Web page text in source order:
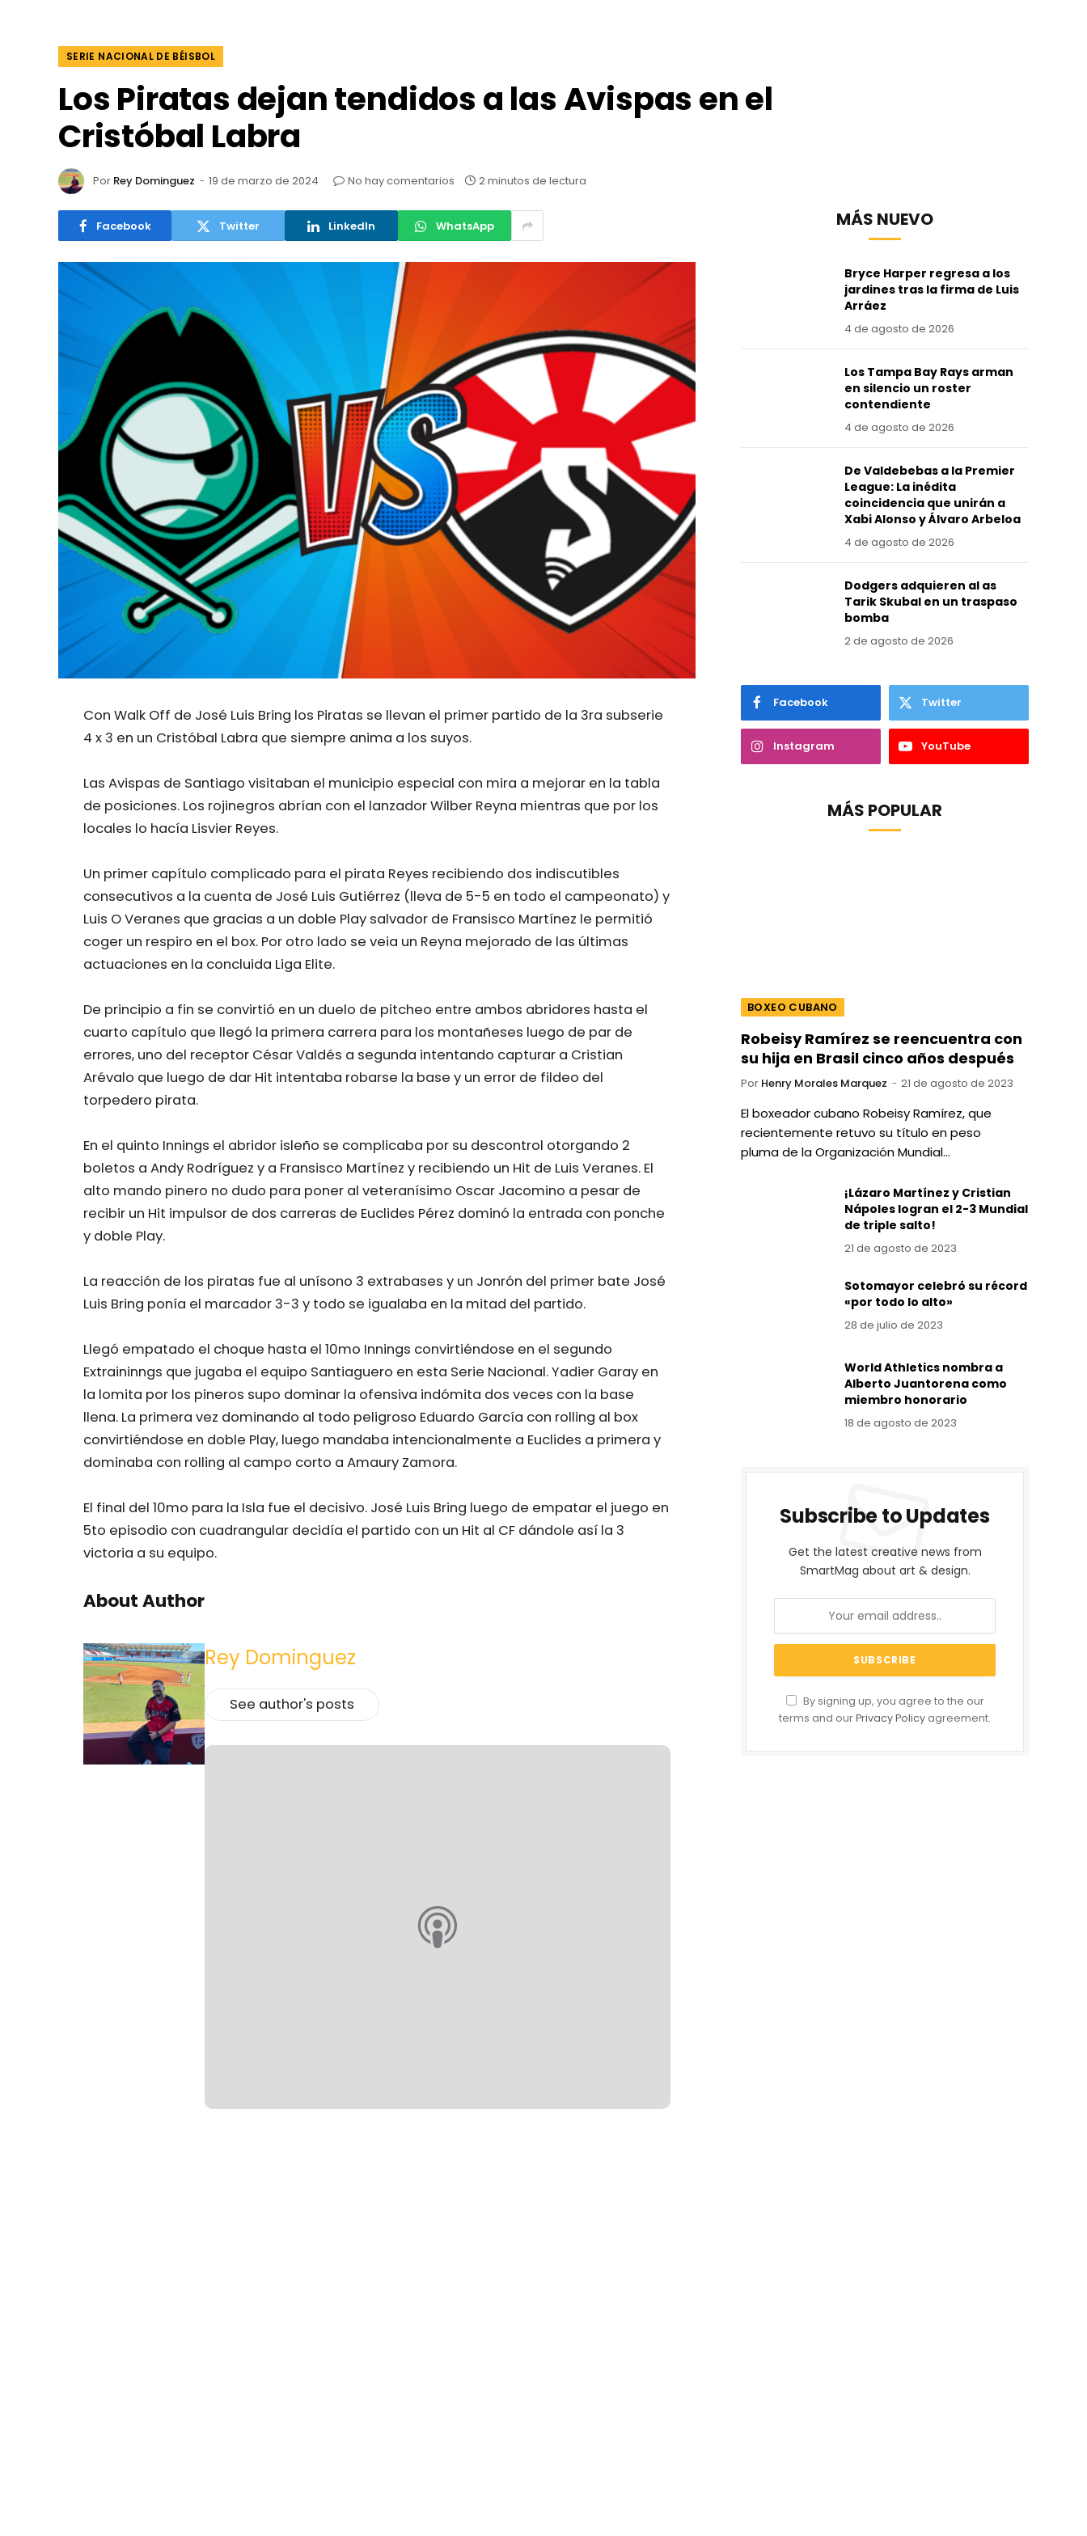
SERIE NACIONAL DE BÉISBOL
Los Piratas dejan tendidos a las Avispas en el
Cristóbal Labra
Por Rey Dominguez 19 de marzo de 2024 No hay comentarios 2 minutos de lectura
Facebook Twitter LinkedIn WhatsApp
Con Walk Off de José Luis Bring los Piratas se llevan el primer partido de la 3ra subserie
4 x 3 en un Cristóbal Labra que siempre anima a los suyos.
Las Avispas de Santiago visitaban el municipio especial con mira a mejorar en la tabla
de posiciones. Los rojinegros abrían con el lanzador Wilber Reyna mientras que por los
locales lo hacía Lisvier Reyes.
Un primer capítulo complicado para el pirata Reyes recibiendo dos indiscutibles
consecutivos a la cuenta de José Luis Gutiérrez (lleva de 5-5 en todo el campeonato) y
Luis O Veranes que gracias a un doble Play salvador de Fransisco Martínez le permitió
coger un respiro en el box. Por otro lado se veia un Reyna mejorado de las últimas
actuaciones en la concluida Liga Elite.
De principio a fin se convirtió en un duelo de pitcheo entre ambos abridores hasta el
cuarto capítulo que llegó la primera carrera para los montañeses luego de par de
errores, uno del receptor César Valdés a segunda intentando capturar a Cristian
Arévalo que luego de dar Hit intentaba robarse la base y un error de fildeo del
torpedero pirata.
En el quinto Innings el abridor isleño se complicaba por su descontrol otorgando 2
boletos a Andy Rodríguez y a Fransisco Martínez y recibiendo un Hit de Luis Veranes. El
alto mando pinero no dudo para poner al veteranísimo Oscar Jacomino a pesar de
recibir un Hit impulsor de dos carreras de Euclides Pérez dominó la entrada con ponche
y doble Play.
La reacción de los piratas fue al unísono 3 extrabases y un Jonrón del primer bate José
Luis Bring ponía el marcador 3-3 y todo se igualaba en la mitad del partido.
Llegó empatado el choque hasta el 10mo Innings convirtiéndose en el segundo
Extraininngs que jugaba el equipo Santiaguero en esta Serie Nacional. Yadier Garay en
la lomita por los pineros supo dominar la ofensiva indómita dos veces con la base
llena. La primera vez dominando al todo peligroso Eduardo García con rolling al box
convirtiéndose en doble Play, luego mandaba intencionalmente a Euclides a primera y
dominaba con rolling al campo corto a Amaury Zamora.
El final del 10mo para la Isla fue el decisivo. José Luis Bring luego de empatar el juego en
5to episodio con cuadrangular decidía el partido con un Hit al CF dándole así la 3
victoria a su equipo.
About Author
Rey Dominguez
See author's posts
MÁS NUEVO
Bryce Harper regresa a los
jardines tras la firma de Luis
Arráez
4 de agosto de 2026
Los Tampa Bay Rays arman
en silencio un roster
contendiente
4 de agosto de 2026
De Valdebebas a la Premier
League: La inédita
coincidencia que unirán a
Xabi Alonso y Álvaro Arbeloa
4 de agosto de 2026
Dodgers adquieren al as
Tarik Skubal en un traspaso
bomba
2 de agosto de 2026
Facebook Twitter
Instagram YouTube
MÁS POPULAR
BOXEO CUBANO
Robeisy Ramírez se reencuentra con
su hija en Brasil cinco años después
Por Henry Morales Marquez 21 de agosto de 2023
El boxeador cubano Robeisy Ramírez, que
recientemente retuvo su título en peso
pluma de la Organización Mundial…
¡Lázaro Martínez y Cristian
Nápoles logran el 2-3 Mundial
de triple salto!
21 de agosto de 2023
Sotomayor celebró su récord
«por todo lo alto»
28 de julio de 2023
World Athletics nombra a
Alberto Juantorena como
miembro honorario
18 de agosto de 2023
Subscribe to Updates
Get the latest creative news from
SmartMag about art & design.
By signing up, you agree to the our
terms and ourPrivacy Policy agreement.